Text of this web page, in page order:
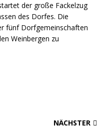
der große Fackelzug
des Dorfes. Die
fünf Dorfgemeinschaften
Weinbergen zu
NÄCHSTER